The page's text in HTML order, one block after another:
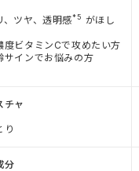
、ツヤ、透明感*5 がほし
度ビタミンCで攻めたい方
サインでお悩みの方
チャ
り
分